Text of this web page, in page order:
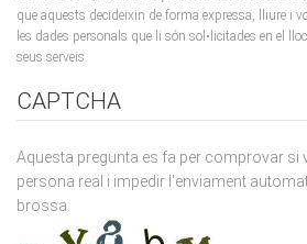
que aquests decideixin de forma expressa, lliure i
les dades personals que li són sol•licitades en el
seus serveis.
CAPTCHA
Aquesta pregunta es fa per comprovar si
persona real i impedir l'enviament
brossa.